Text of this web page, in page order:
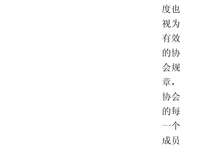
度也
视为
有效
的协
会规
章，
协会
的每
一个
成员